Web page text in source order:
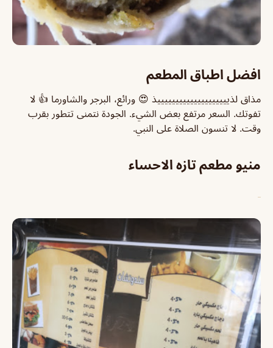
افضل اطباق المطعم
مذاق لذييييييييييييييييييييذ 😍 ورائع، البرجر والشاورما 👍 لا
تفوتك. السعر مرتفع بعض الشيء. الجودة نتمنى تتطور بقرب
وقت. لا تنسون الصلاة على النبي.
منيو مطعم تازه الاحساء